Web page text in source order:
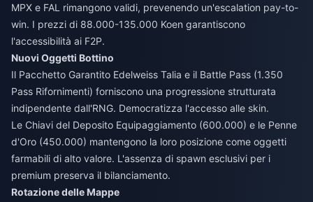
MPX e FAL rimangono validi, prevenendo un'escalation pay-to-
win. I prezzi di 88.000-135.000 Koen garantiscono
l'accessibilità ai F2P.
Nuovi Oggetti Bottino
Il Pacchetto Garantito Edelweiss Talia e il Battle Pass (1.350
Pass Rifornimenti) forniscono una progressione strutturata
indipendente dall'RNG. Democratizza l'accesso alle skin.
Le Chiavi del Deposito Equipaggiamento (600.000) e le Penne
d'Oro (450.000) mantengono la loro posizione come oggetti
farmabili di alto valore. L'assenza di spawn esclusivi per i
premium preserva il bilanciamento.
Rotazione delle Mappe